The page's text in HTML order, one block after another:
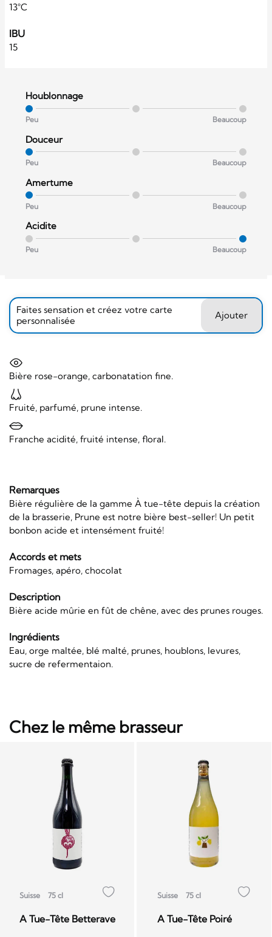
13°C
IBU
15
Houblonnage
Peu Beaucoup
Douceur
Peu Beaucoup
Amertume
Peu Beaucoup
Acidite
Peu Beaucoup
Faites sensation et créez votre carte
personnalisée
Ajouter
Bière rose-orange, carbonatation fine.
Fruité, parfumé, prune intense.
Franche acidité, fruité intense, floral.
Remarques
Bière régulière de la gamme À tue-tête depuis la création
de la brasserie, Prune est notre bière best-seller! Un petit
bonbon acide et intensément fruité!
Accords et mets
Fromages, apéro, chocolat
Description
Bière acide mûrie en fût de chêne, avec des prunes rouges.
Ingrédients
Eau, orge maltée, blé malté, prunes, houblons, levures,
sucre de refermentaion.
Chez le même brasseur
Suisse 75 cl
A Tue-Tête Betterave
Suisse 75 cl
A Tue-Tête Poiré